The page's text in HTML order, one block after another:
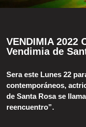
VENDIMIA 2022
Vendimia de
Sera este Lunes 22
contemporáneos,
de Santa Rosa se
reencuentro”.